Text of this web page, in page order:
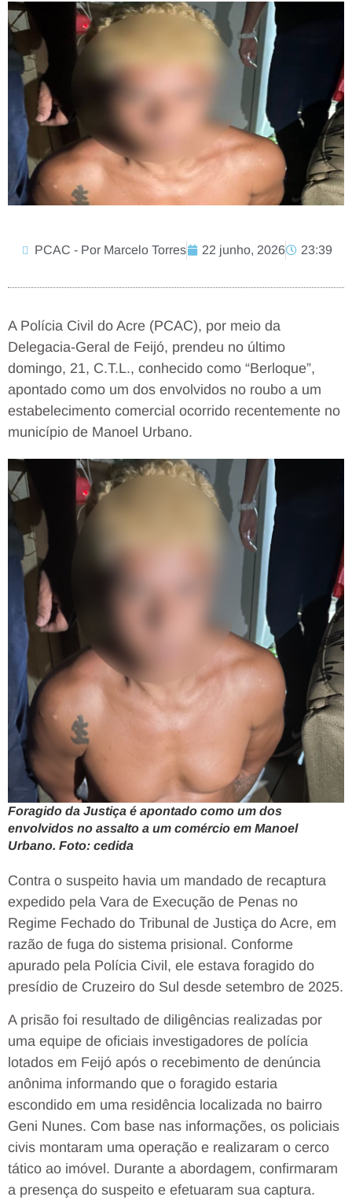
PCAC - Por Marcelo Torres 22 junho, 2026 23:39
A Polícia Civil do Acre (PCAC), por meio da
Delegacia-Geral de Feijó, prendeu no último
domingo, 21, C.T.L., conhecido como “Berloque”,
apontado como um dos envolvidos no roubo a um
estabelecimento comercial ocorrido recentemente no
município de Manoel Urbano.
Foragido da Justiça é apontado como um dos
envolvidos no assalto a um comércio em Manoel
Urbano. Foto: cedida
Contra o suspeito havia um mandado de recaptura
expedido pela Vara de Execução de Penas no
Regime Fechado do Tribunal de Justiça do Acre, em
razão de fuga do sistema prisional. Conforme
apurado pela Polícia Civil, ele estava foragido do
presídio de Cruzeiro do Sul desde setembro de 2025.
A prisão foi resultado de diligências realizadas por
uma equipe de oficiais investigadores de polícia
lotados em Feijó após o recebimento de denúncia
anônima informando que o foragido estaria
escondido em uma residência localizada no bairro
Geni Nunes. Com base nas informações, os policiais
civis montaram uma operação e realizaram o cerco
tático ao imóvel. Durante a abordagem, confirmaram
a presença do suspeito e efetuaram sua captura.